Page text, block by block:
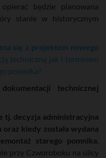
będzie planowana
stanie w historycznym
się z projektem nowego
techniczną jak i terminem
pomnika?
technicznej
tj. decyzja administracyjna
kiedy została wydana
starego pomnika
przy Czworoboku na ulicy